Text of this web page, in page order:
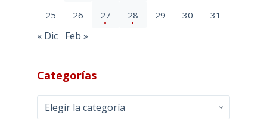
25 26 27 28 29 30 31
« Dic Feb »
Categorías
Categorías